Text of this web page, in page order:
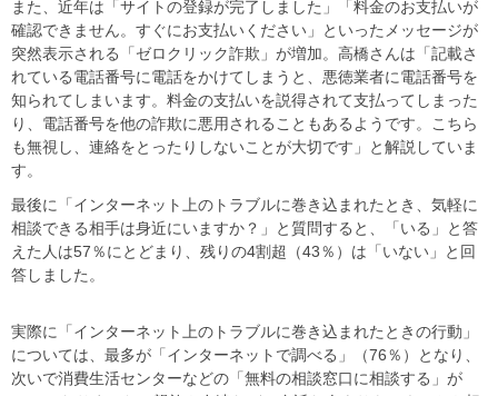
また、近年は「サイトの登録が完了しました」「料金のお支払いが
確認できません。すぐにお支払いください」といったメッセージが
突然表示される「ゼロクリック詐欺」が増加。高橋さんは「記載さ
れている電話番号に電話をかけてしまうと、悪徳業者に電話番号を
知られてしまいます。料金の支払いを説得されて支払ってしまった
り、電話番号を他の詐欺に悪用されることもあるようです。こちら
も無視し、連絡をとったりしないことが大切です」と解説していま
す。
最後に「インターネット上のトラブルに巻き込まれたとき、気軽に
相談できる相手は身近にいますか？」と質問すると、「いる」と答
えた人は57％にとどまり、残りの4割超（43％）は「いない」と回
答しました。
実際に「インターネット上のトラブルに巻き込まれたときの行動」
については、最多が「インターネットで調べる」（76％）となり、
次いで消費生活センターなどの「無料の相談窓口に相談する」が